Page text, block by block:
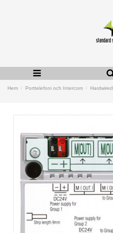
Hem Porttelefoni och Intercom Hardwired